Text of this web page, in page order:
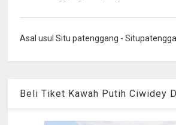
Asal usul Situ patenggang -
Beli Tiket Kawah Putih Ciwidey